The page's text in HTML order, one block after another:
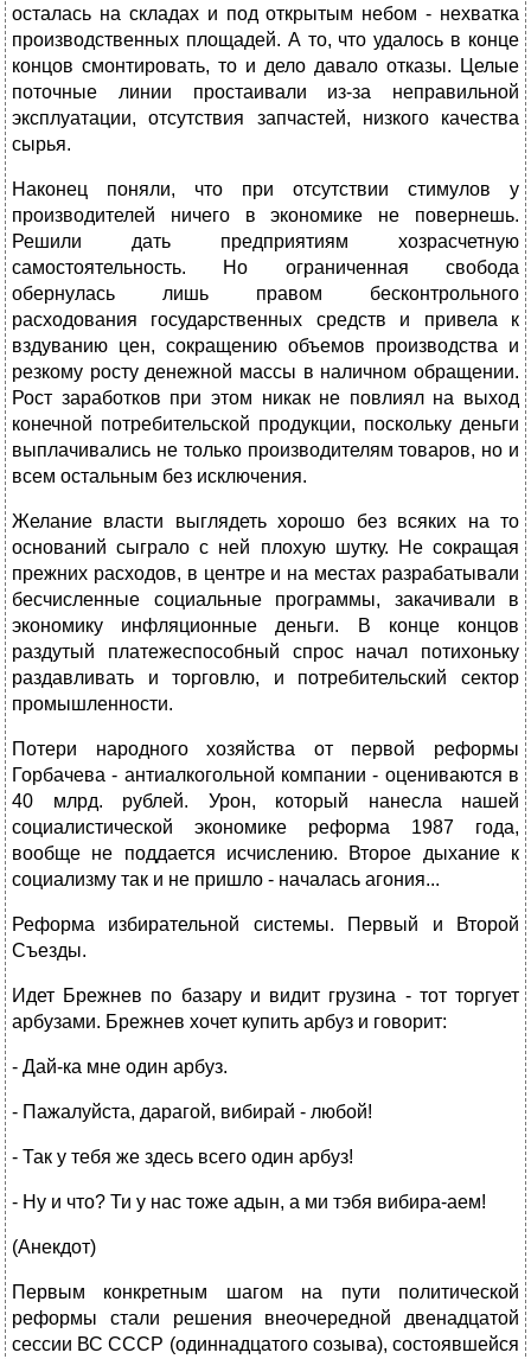
осталась на складах и под открытым небом - нехватка
производственных площадей. А то, что удалось в конце
концов смонтировать, то и дело давало отказы. Целые
поточные линии простаивали из-за неправильной
эксплуатации, отсутствия запчастей, низкого качества
сырья.
Наконец поняли, что при отсутствии стимулов у
производителей ничего в экономике не повернешь.
Решили дать предприятиям хозрасчетную
самостоятельность. Но ограниченная свобода
обернулась лишь правом бесконтрольного
расходования государственных средств и привела к
вздуванию цен, сокращению объемов производства и
резкому росту денежной массы в наличном обращении.
Рост заработков при этом никак не повлиял на выход
конечной потребительской продукции, поскольку деньги
выплачивались не только производителям товаров, но и
всем остальным без исключения.
Желание власти выглядеть хорошо без всяких на то
оснований сыграло с ней плохую шутку. Не сокращая
прежних расходов, в центре и на местах разрабатывали
бесчисленные социальные программы, закачивали в
экономику инфляционные деньги. В конце концов
раздутый платежеспособный спрос начал потихоньку
раздавливать и торговлю, и потребительский сектор
промышленности.
Потери народного хозяйства от первой реформы
Горбачева - антиалкогольной компании - оцениваются в
40 млрд. рублей. Урон, который нанесла нашей
социалистической экономике реформа 1987 года,
вообще не поддается исчислению. Второе дыхание к
социализму так и не пришло - началась агония...
Реформа избирательной системы. Первый и Второй
Съезды.
Идет Брежнев по базару и видит грузина - тот торгует
арбузами. Брежнев хочет купить арбуз и говорит:
- Дай-ка мне один арбуз.
- Пажалуйста, дарагой, вибирай - любой!
- Так у тебя же здесь всего один арбуз!
- Ну и что? Ти у нас тоже адын, а ми тэбя вибира-аем!
(Анекдот)
Первым конкретным шагом на пути политической
реформы стали решения внеочередной двенадцатой
сессии ВС СССР (одиннадцатого созыва), состоявшейся